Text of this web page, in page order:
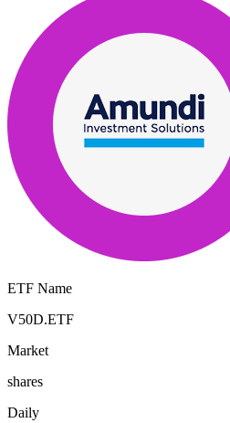
ETF Name
V50D.ETF
Market
shares
Daily